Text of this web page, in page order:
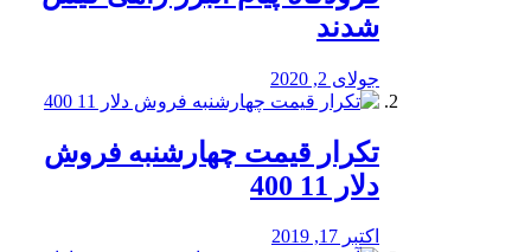
شدند
جولای 2, 2020
تکرار قیمت چهارشنبه فروش
دلار 11 400
اکتبر 17, 2019